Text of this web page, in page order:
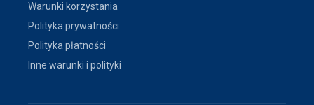
Warunki korzystania
Polityka prywatności
Polityka płatności
Inne warunki i polityki